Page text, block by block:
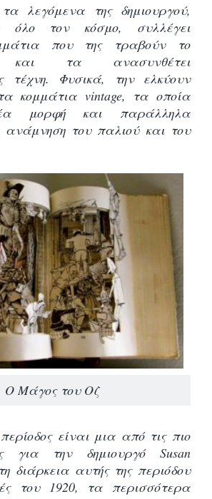
λεγόμενα της δημιουργού,
όλο τον κόσμο, συλλέγει
που της τραβούν το
και τα ανασυνθέτει
τέχνη. Φυσικά, την ελκύουν
κομμάτια vintage, τα οποία
μορφή και παράλληλα
ανάμνηση του παλιού και του
Ο Μάγος του Οζ
είναι μια από τις πιο
για την δημιουργό Susan
διάρκεια αυτής της περιόδου
του 1920, τα περισσότερα